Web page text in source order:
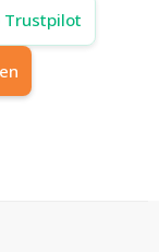
Trustpilot